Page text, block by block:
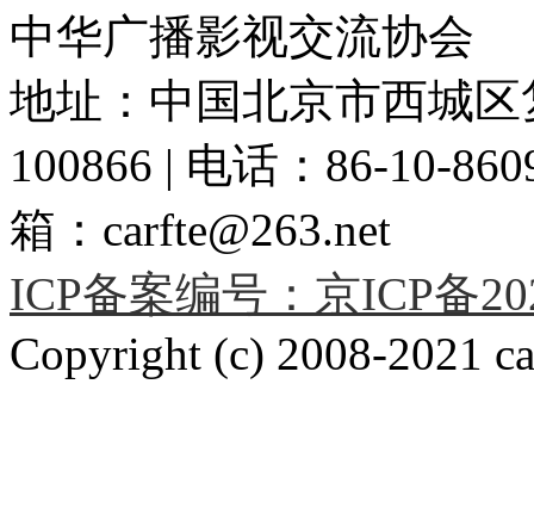
中华广播影视交流协会
地址：中国北京市西城
100866 | 电话：86-10-
箱：carfte@263.net
ICP备案编号：京ICP备
Copyright (c) 2008-2021